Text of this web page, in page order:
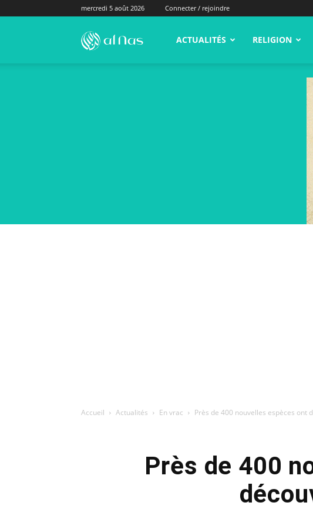
mercredi 5 août 2026 Connecter / rejoindre
alNas.fr ACTUALITÉS RELIGION
Accueil Actualités En vrac Près de 400 nouvelles espèces ont
Près de 400